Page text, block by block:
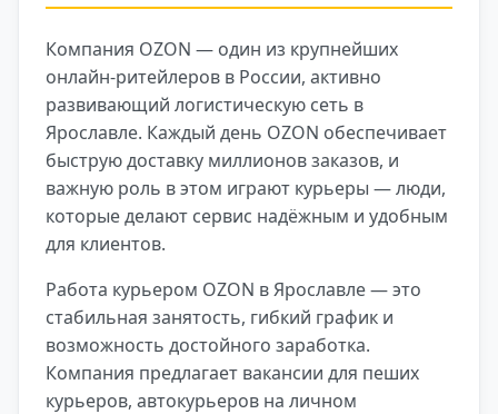
Компания OZON — один из крупнейших
онлайн-ритейлеров в России, активно
развивающий логистическую сеть в
Ярославле. Каждый день OZON обеспечивает
быструю доставку миллионов заказов, и
важную роль в этом играют курьеры — люди,
которые делают сервис надёжным и удобным
для клиентов.
Работа курьером OZON в Ярославле — это
стабильная занятость, гибкий график и
возможность достойного заработка.
Компания предлагает вакансии для пеших
курьеров, автокурьеров на личном